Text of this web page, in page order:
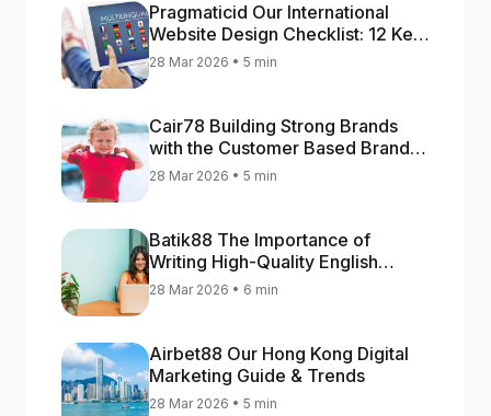
Pragmaticid Our International
Website Design Checklist: 12 Key
Stages
28 Mar 2026 • 5 min
Cair78 Building Strong Brands
with the Customer Based Brand
Equity (CBBE) Model
28 Mar 2026 • 5 min
Batik88 The Importance of
Writing High-Quality English
Content
28 Mar 2026 • 6 min
Airbet88 Our Hong Kong Digital
Marketing Guide & Trends
28 Mar 2026 • 5 min